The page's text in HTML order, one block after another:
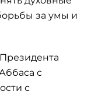
за умы и
Президента
с
с